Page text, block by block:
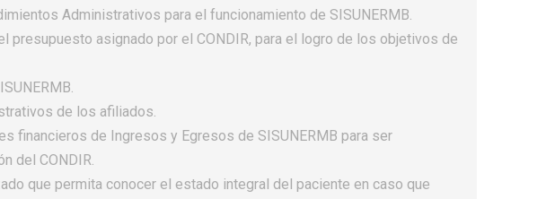
Administrativos para el funcionamiento de SISUNERMB.
presupuesto asignado por el CONDIR, para el logro de los objetivos de
de los afiliados.
financieros de Ingresos y Egresos de SISUNERMB para ser
del CONDIR.
que permita conocer el estado integral del paciente en caso que